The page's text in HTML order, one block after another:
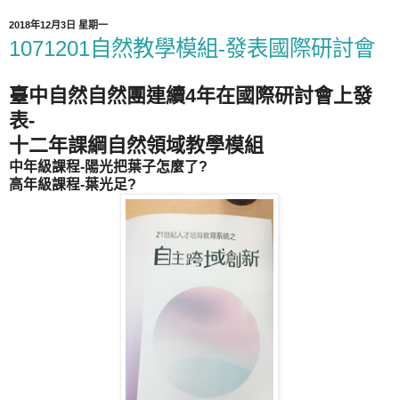
2018年12月3日 星期一
1071201自然教學模組-發表國際研討會
臺中自然自然團連續4年在國際研討會上發
表-
十二年課綱自然領域教學模組
中年級課程-陽光把葉子怎麼了?
高年級課程-葉光足?